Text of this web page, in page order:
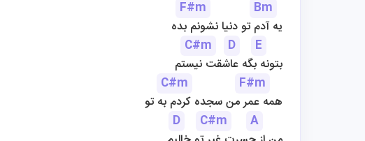
F#m
Bm
یه آدم تو دنیا نشونم بده
C#m
D
E
بتونه بگه عاشقت نیستم
C#m
F#m
همه عمر من سجده کردم به تو
D
C#m
A